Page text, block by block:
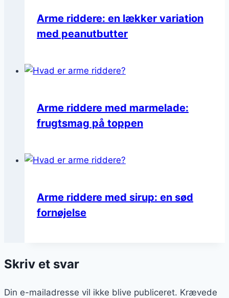
Arme riddere: en lækker variation
med peanutbutter
Arme riddere med marmelade:
frugtsmag på toppen
Arme riddere med sirup: en sød
fornøjelse
Skriv et svar
Din e-mailadresse vil ikke blive publiceret. Krævede